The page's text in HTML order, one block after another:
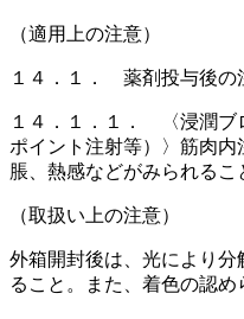
（適用上の注意）
１４．１． 薬剤投与後の
１４．１．１． 〈浸潤ブ
ポイント注射等）〉筋肉
脹、熱感などがみられるこ
（取扱い上の注意）
外箱開封後は、光により
ること。また、着色の認め